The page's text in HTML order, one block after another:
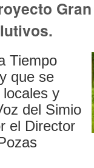
Tiempo
que se
y
del Simio
el Director